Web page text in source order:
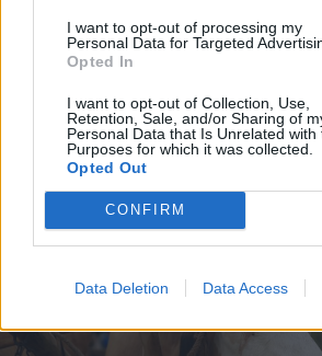
I want to opt-out of processing my
Personal Data for Targeted
Opted In
I want to opt-out of Collection, Use,
Retention, Sale, and/or Sharing of
Personal Data that Is Unrelated with
Purposes for which it was collected.
Opted Out
CONFIRM
Data Deletion Data Access
videóval